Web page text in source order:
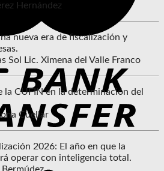
Hernández
nueva era de fiscalización y
Sol Lic. Ximena del Valle Franco
la CUFIN en la determinación del
Cuellar
2026: El año en que la
operar con inteligencia total.